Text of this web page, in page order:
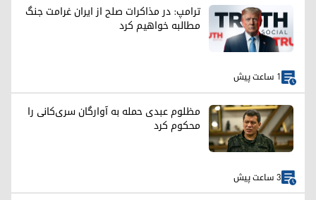
ترامپ: در مذاکرات صلح از ایران غرامت جنگ
مطالبه خواهیم کرد
1 ساعت پیش
مظلوم عبدی حمله به آوارگان سری‌کانی را
محکوم کرد
3 ساعت پیش